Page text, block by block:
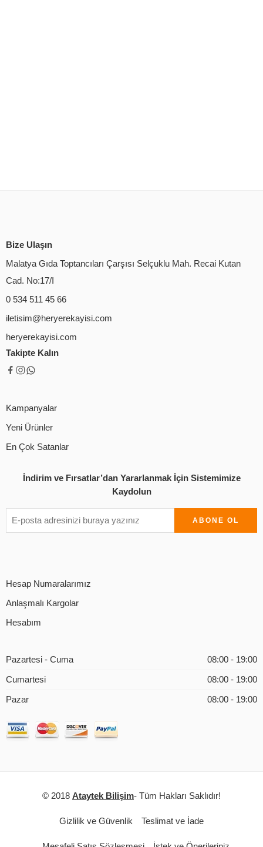
Bize Ulaşın
Malatya Gıda Toptancıları Çarşısı Selçuklu Mah. Recai Kutan
Cad. No:17/I
0 534 511 45 66
iletisim@heryerekayisi.com
heryerekayisi.com
Takipte Kalın
Kampanyalar
Yeni Ürünler
En Çok Satanlar
İndirim ve Fırsatlar’dan Yararlanmak İçin Sistemimize
Kaydolun
Hesap Numaralarımız
Anlaşmalı Kargolar
Hesabım
Pazartesi - Cuma 08:00 - 19:00
Cumartesi 08:00 - 19:00
Pazar 08:00 - 19:00
© 2018 Ataytek Bilişim- Tüm Hakları Saklıdır!
Gizlilik ve Güvenlik Teslimat ve İade